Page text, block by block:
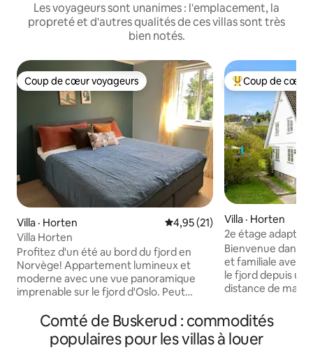
Les voyageurs sont unanimes : l'emplacement, la
propreté et d'autres qualités de ces villas sont très
bien notés.
Coup de cœur voyageurs
Coup de cœur voyageurs
Villa · Horten Note moyenne de 4,95 sur 5,
4,95 (21)
Villa Horten
Profitez d'un été au bord du fjord en
Norvège! Appartement lumineux et
moderne avec une vue panoramique
imprenable sur le fjord d'Oslo. Peut
chambres à coucher dotées de lits
doubles, un canapé-lit, une cuisine
entièrement équipée, une connexion
Coup de cœur
Coup de cœur
Villa · Horten
2e étage adapté
chambres et vue
Bienvenue dans
et familiale avec
le fjord depuis un
distance de
salle à manger
canapé
manger qui peut
Comté de Buskerud : commodités
populaires pour les villas à louer